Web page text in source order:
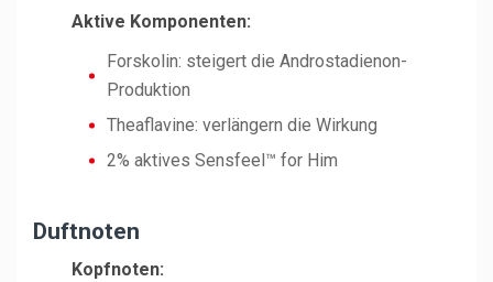
Aktive Komponenten:
Forskolin: steigert die Androstadienon-
Produktion
Theaflavine: verlängern die Wirkung
2% aktives Sensfeel™ for Him
Duftnoten
Kopfnoten: